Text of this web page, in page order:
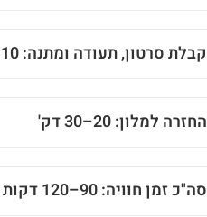
קבלת סרטון, תעודה ומתנה: 10–15 דק'
החזרה למלון: 20–30 דק'
סה"כ זמן חוויה: 90–120 דקות